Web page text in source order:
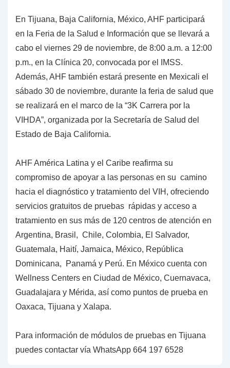
En Tijuana, Baja California, México, AHF participará
en la Feria de la Salud e Información que se llevará a
cabo el viernes 29 de noviembre, de 8:00 a.m. a 12:00
p.m., en la Clínica 20, convocada por el IMSS.
Además, AHF también estará presente en Mexicali el
sábado 30 de noviembre, durante la feria de salud que
se realizará en el marco de la “3K Carrera por la
VIHDA”, organizada por la Secretaría de Salud del
Estado de Baja California.
AHF América Latina y el Caribe reafirma su
compromiso de apoyar a las personas en su camino
hacia el diagnóstico y tratamiento del VIH, ofreciendo
servicios gratuitos de pruebas rápidas y acceso a
tratamiento en sus más de 120 centros de atención en
Argentina, Brasil, Chile, Colombia, El Salvador,
Guatemala, Haití, Jamaica, México, República
Dominicana, Panamá y Perú. En México cuenta con
Wellness Centers en Ciudad de México, Cuernavaca,
Guadalajara y Mérida, así como puntos de prueba en
Oaxaca, Tijuana y Xalapa.
Para información de módulos de pruebas en Tijuana
puedes contactar vía WhatsApp 664 197 6528